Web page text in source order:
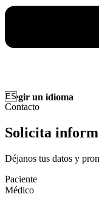
Elegir un idioma
Contacto
Solicita
Déjanos tus datos y
Paciente
Médico